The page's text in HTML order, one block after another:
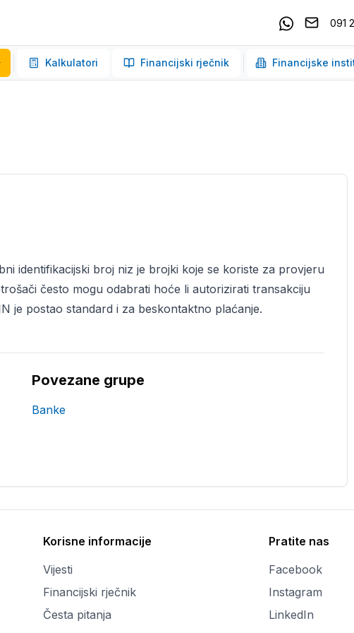
Kontaktirajte
091
Kalkulatori Financijski rječnik Financijske
identifikacijski broj niz je brojki koje se koriste za provjeru
često mogu odabrati hoće li autorizirati transakciju
je postao standard i za beskontaktno plaćanje.
Povezane grupe
Banke
Korisne informacije
Vijesti
Financijski rječnik
Česta pitanja
Pratite nas
Facebook
Instagram
LinkedIn